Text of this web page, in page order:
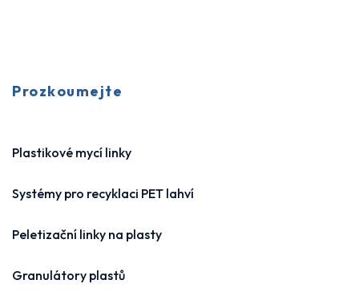
Prozkoumejte
Plastikové mycí linky
Systémy pro recyklaci PET lahví
Peletizační linky na plasty
Granulátory plastů